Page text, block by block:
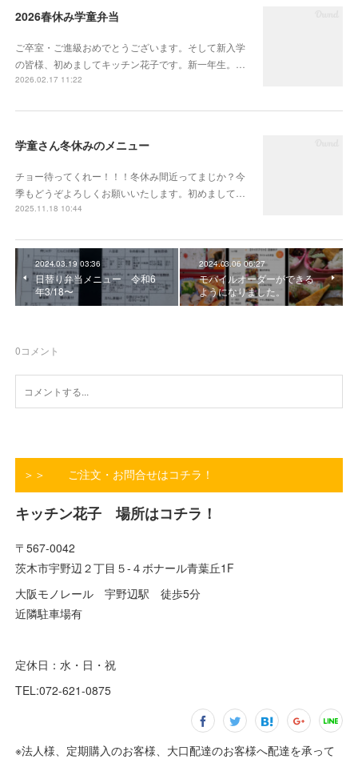
2026春休み学童弁当
ご卒室・ご進級おめでとうございます。そして新入学
の皆様、初めましてキッチン花子です。新一年生。…
2026.02.17 11:22
学童さん冬休みのメニュー
チョー待ってくれー！！！冬休み間近ってまじか？今
季もどうぞよろしくお願いいたします。初めまして…
2025.11.18 10:44
2024.03.19 03:36
日替り弁当メニュー 令和6
年3/18〜
2024.03.06 06:27
モバイルオーダーができる
ようになりました。
0コメント
＞＞ ご注文・お問合せはコチラ！
キッチン花子 場所はコチラ！
〒567-0042
茨木市宇野辺２丁目５-４ボナール青葉丘1F
大阪モノレール 宇野辺駅 徒歩5分
近隣駐車場有
定休日：水・日・祝
TEL:072-621-0875
※法人様、定期購入のお客様、大口配達のお客様へ配達を承って